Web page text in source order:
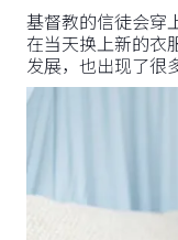
基督教的信徒会穿
在当天换上新的衣
发展，也出现了很